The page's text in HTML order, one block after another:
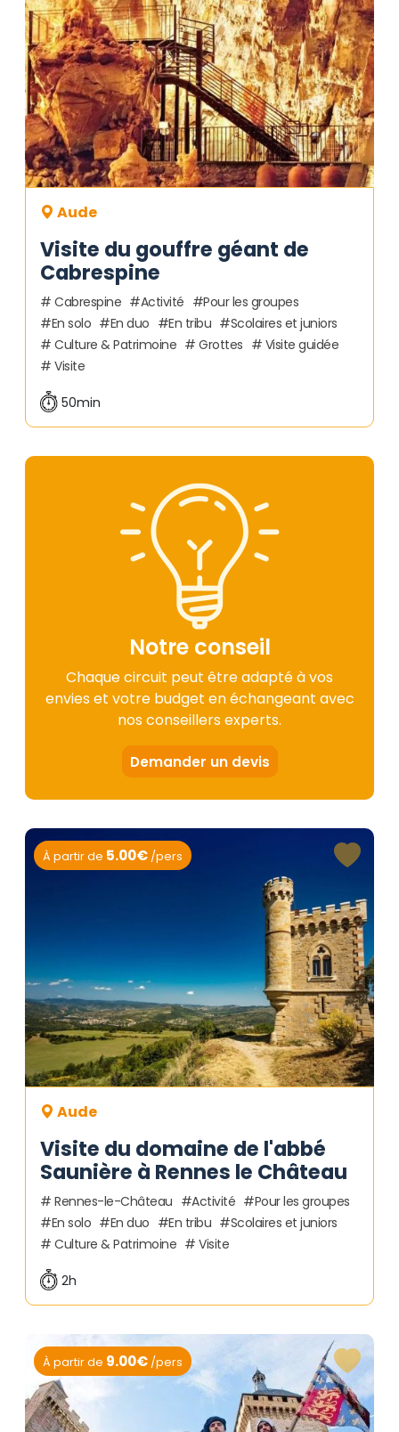
Visite du gouffre géant de
Cabrespine
Aude
Cabrespine Activité
Pour les groupes
En solo
En duo En tribu
Scolaires et juniors
Culture & Patrimoine
Grottes
Visite guidée
Visite
50min
Notre conseil
Chaque circuit peut être adapté à vos
envies et votre budget en échangeant avec
nos conseillers experts.
Demander un devis
Visite du domaine de l'abbé
Saunière à Rennes le Château
Aude
À partir de 5.00€ /pers
Rennes-le-Château Activité
Pour les groupes
En solo
En duo En tribu
Scolaires et juniors
Culture & Patrimoine
Visite
2h
À partir de 9.00€ /pers